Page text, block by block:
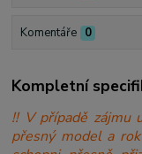
Komentáře 0
Kompletní
!! V případě zájmu
přesný model a